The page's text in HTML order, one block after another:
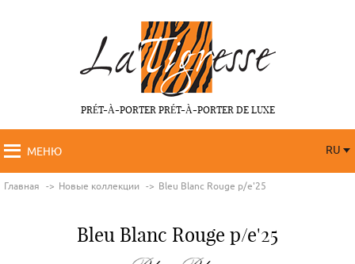
PRÉT-À-PORTER PRÉT-À-PORTER DE LUXE
МЕНЮ
RU
Главная Новые коллекции Bleu Blanc Rouge p/e'25
Bleu Blanc Rouge p/e'25